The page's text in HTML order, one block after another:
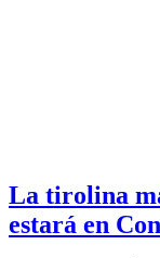
La tirolina
estará en